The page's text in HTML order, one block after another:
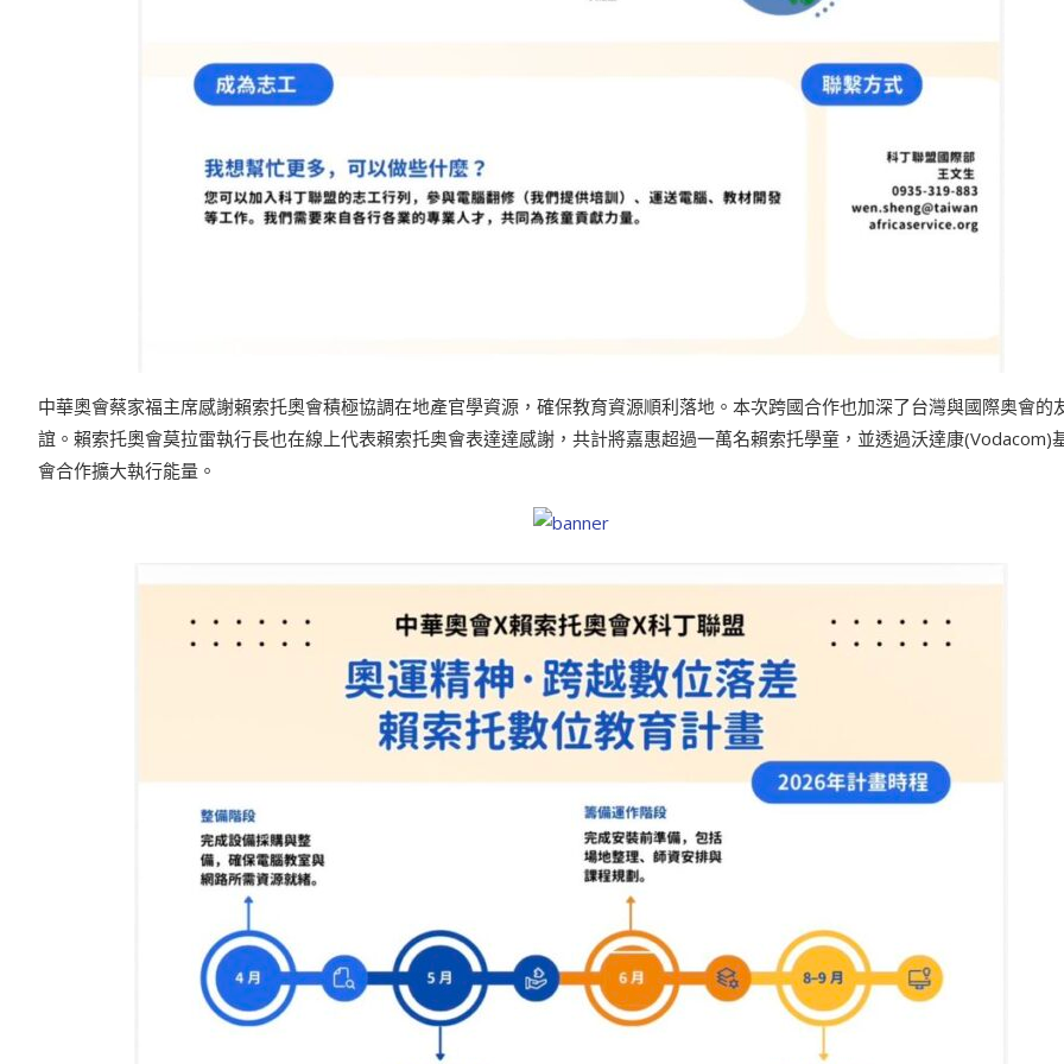
中華奧會蔡家福主席感謝賴索托奧會積極協調在地產官學資源，確保教育資源順利落地。本次跨國合作也加深了台灣與國際奥會的
誼。賴索托奧會莫拉雷執行長也在線上代表賴索托奥會表達達感謝，共計將嘉惠超過一萬名賴索托學童，並透過沃達康(Vodacom)
會合作擴大執行能量。